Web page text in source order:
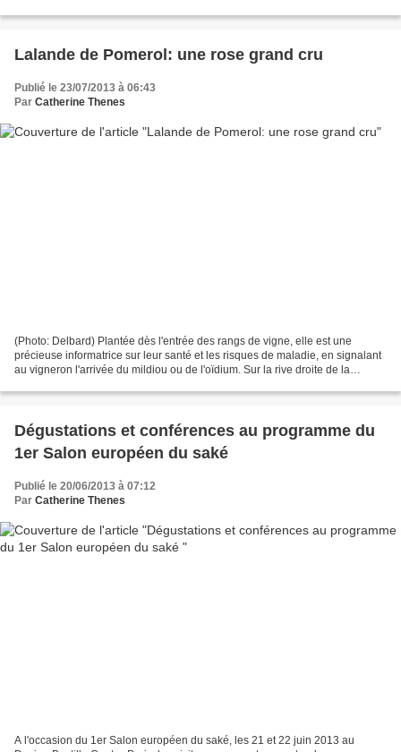
Lalande de Pomerol: une rose grand cru
Publié le 23/07/2013 à 06:43
Par Catherine Thenes
(Photo: Delbard) Plantée dès l'entrée des rangs de vigne, elle est une
précieuse informatrice sur leur santé et les risques de maladie, en signalant
au vigneron l'arrivée du mildiou ou de l'oïdium. Sur la rive droite de la
Dégustations et conférences au programme du
1er Salon européen du saké
Publié le 20/06/2013 à 07:12
Par Catherine Thenes
A l'occasion du 1er Salon européen du saké, les 21 et 22 juin 2013 au